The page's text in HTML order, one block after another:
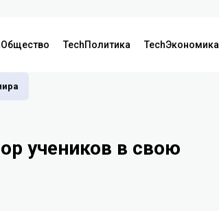
TechПолитика TechЭкономика
учеников в свою